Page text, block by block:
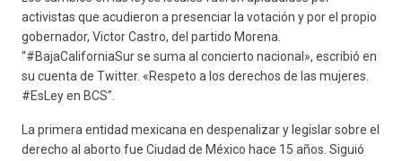
activistas que acudieron a presenciar la votación y por el propio
gobernador, Victor Castro, del partido Morena.
“#BajaCaliforniaSur se suma al concierto nacional», escribió en
su cuenta de Twitter. «Respeto a los derechos de las mujeres.
#EsLey en BCS”.
La primera entidad mexicana en despenalizar y legislar sobre el
derecho al aborto fue Ciudad de México hace 15 años. Siguió